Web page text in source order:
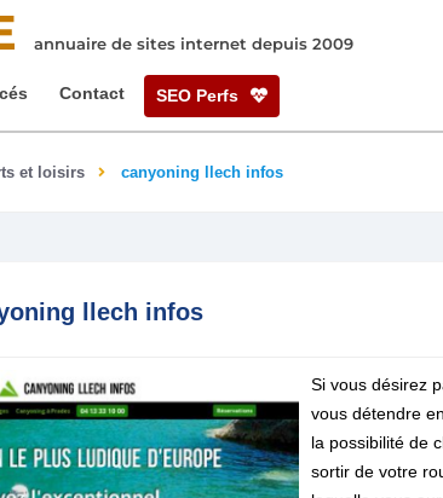
annuaire de sites internet depuis 2009
Contact SEO Perfs
et loisirs canyoning llech infos
llech infos
Si vous désirez
vous détendre
la possibilité de
sortir de votre